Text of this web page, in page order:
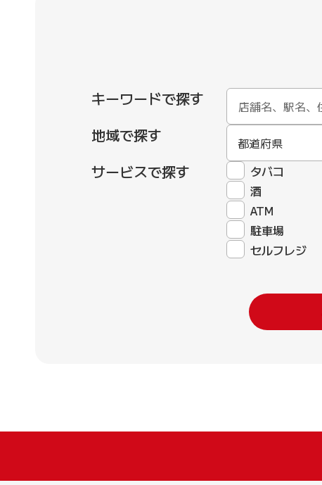
キーワードで探す
地域で探す
都道府県
サービスで探す
タバコ
酒
ATM
駐車場
セルフレジ